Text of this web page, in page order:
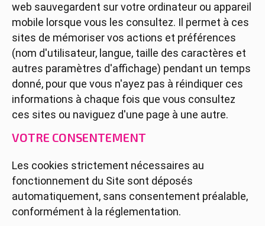
web sauvegardent sur votre ordinateur ou appareil
mobile lorsque vous les consultez. Il permet à ces
sites de mémoriser vos actions et préférences
(nom d'utilisateur, langue, taille des caractères et
autres paramètres d'affichage) pendant un temps
donné, pour que vous n'ayez pas à réindiquer ces
informations à chaque fois que vous consultez
ces sites ou naviguez d'une page à une autre.
VOTRE CONSENTEMENT
Les cookies strictement nécessaires au
fonctionnement du Site sont déposés
automatiquement, sans consentement préalable,
conformément à la réglementation.